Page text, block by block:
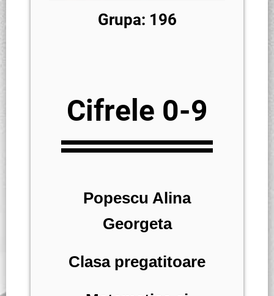
Grupa: 196
Cifrele 0-9
Popescu Alina
Georgeta
Clasa pregatitoare